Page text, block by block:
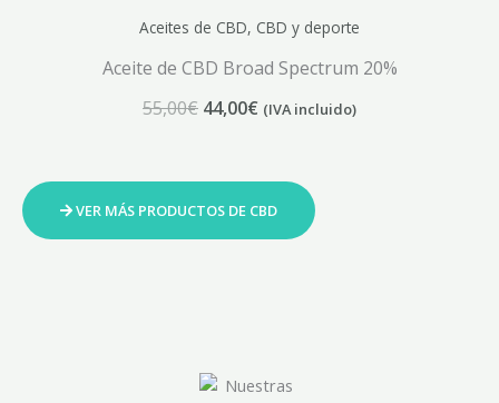
Aceites de CBD, CBD y deporte
Aceite de CBD Broad Spectrum 20%
55,00€
original
era:
44,00€
actual
es:
44,00€.
(IVA incluido)
VER MÁS PRODUCTOS DE CBD